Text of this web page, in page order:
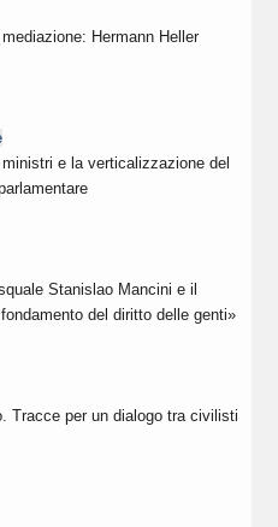
Hermann Heller
e la verticalizzazione del
Stanislao Mancini e il
del diritto delle genti»
Tracce per un dialogo tra civilisti